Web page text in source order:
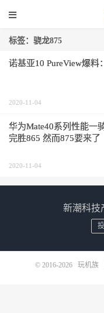
标签：骁龙875
诺基亚10 PureView爆料
2020-11-04
华为Mate40系列性能一
完胜865 然而875要来了
2020-11-04
新潮科技
© 2016-2026 玩机族